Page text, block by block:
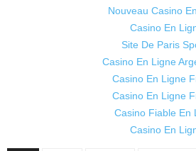
Nouveau Casino
Casino En
Site De Paris
Casino En Ligne
Casino En Ligne
Casino En Ligne
Casino Fiable En
Casino En